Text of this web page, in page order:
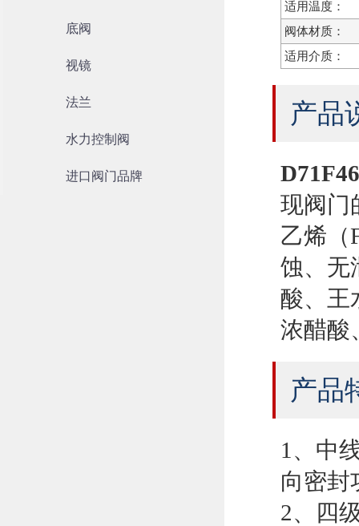
底阀
视镜
法兰
水力控制阀
进口阀门品牌
适用温度：
阀体材质：
适用介质：
产品
现阀门
乙烯（
蚀、无
酸、王
浓醋酸
产品
1、中
向密封
2、四